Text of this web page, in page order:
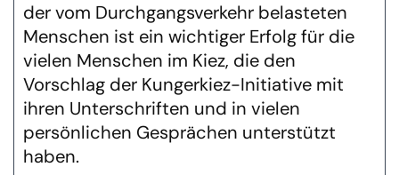
der vom Durchgangsverkehr belasteten
Menschen ist ein wichtiger Erfolg für die
vielen Menschen im Kiez, die den
Vorschlag der Kungerkiez-Initiative mit
ihren Unterschriften und in vielen
persönlichen Gesprächen unterstützt
haben.